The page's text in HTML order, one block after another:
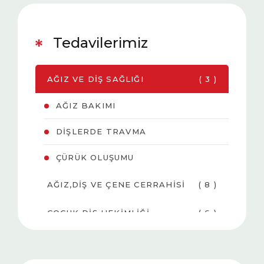
Tedavilerimiz
AĞIZ VE DIŞ SAĞLIĞI ( 3 )
AĞIZ BAKIMI
DIŞLERDE TRAVMA
ÇÜRÜK OLUŞUMU
AĞIZ,DIŞ VE ÇENE CERRAHISI ( 8 )
ÇOCUK DIŞ HEKIMLIĞI ( 6 )